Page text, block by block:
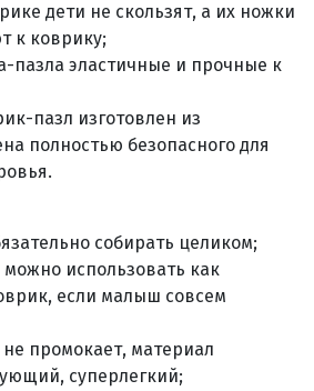
дети не скользят, а их ножки
к коврику;
пазла эластичные и прочные к
пазл изготовлен из
полностью безопасного для
собирать целиком;
использовать как
если малыш совсем
промокает, материал
суперлегкий;